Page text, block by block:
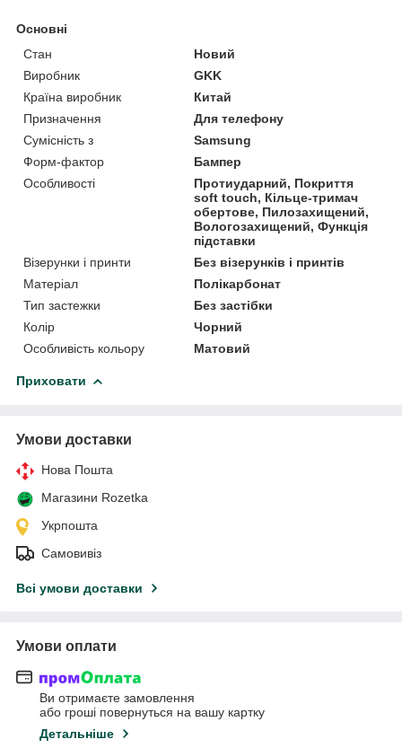
Основні
Стан
Новий
Виробник
GKK
Країна виробник
Китай
Призначення
Для телефону
Сумісність з
Samsung
Форм-фактор
Бампер
Особливості
Протиударний, Покриття
soft touch, Кільце-тримач
обертове, Пилозахищений,
Вологозахищений, Функція
підставки
Візерунки і принти
Без візерунків і принтів
Матеріал
Полікарбонат
Тип застежки
Без застібки
Колір
Чорний
Особливість кольору
Матовий
Приховати
Умови доставки
Нова Пошта
Магазини Rozetka
Укрпошта
Самовивіз
Всі умови доставки
Умови оплати
Ви отримаєте замовлення
або гроші повернуться на вашу картку
Детальніше